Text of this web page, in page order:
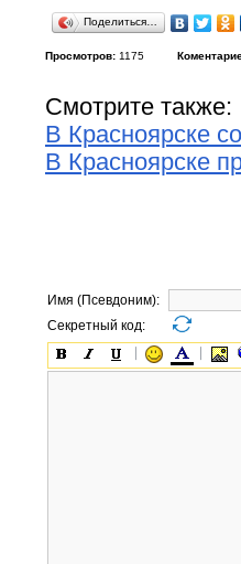
Поделиться…
Просмотров: 1175
Смотрите также:
В Красноярске
В Красноярске
Имя (Псевдоним):
Секретный код: